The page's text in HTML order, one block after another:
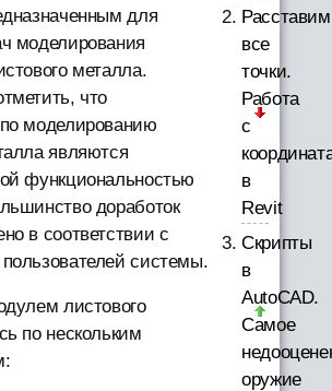
для
моделирования
металла.
что
моделированию
являются
функциональностью
доработок
в соответствии с
системы.
листового
по нескольким
Расставим
все
точки.
Работа
с
в
Revit
Скрипты
в
AutoCAD.
Самое
оружие